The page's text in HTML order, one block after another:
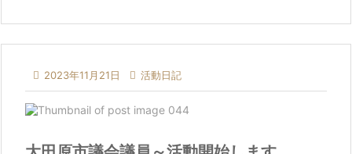
 2023年11月21日  活動日記